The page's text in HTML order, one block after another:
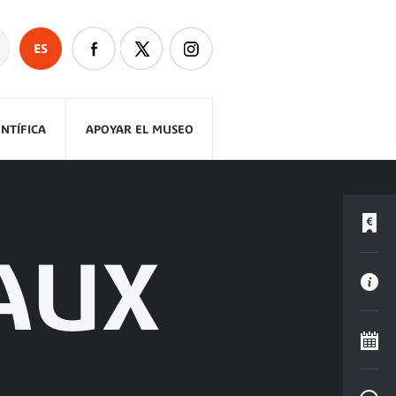
ES
APOYAR EL MUSEO